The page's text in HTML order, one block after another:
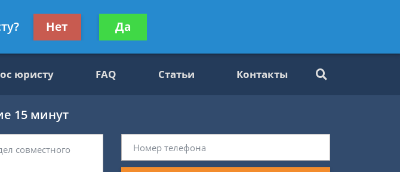
Получите консультацию
бесплатно
юристу FAQ Статьи Контакты
15 минут
Нет Да